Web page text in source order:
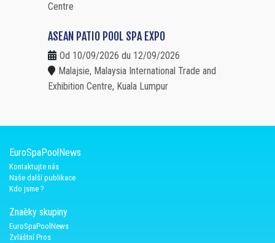
Centre
ASEAN PATIO POOL SPA EXPO
Od 10/09/2026 du 12/09/2026
Malajsie, Malaysia International Trade and
Exhibition Centre, Kuala Lumpur
EuroSpaPoolNews
Kontaktujte nás
Naše další publikace
Kdo jsme ?
Znaèky skupiny
EuroSpaPoolNews
Zvláštní Pros